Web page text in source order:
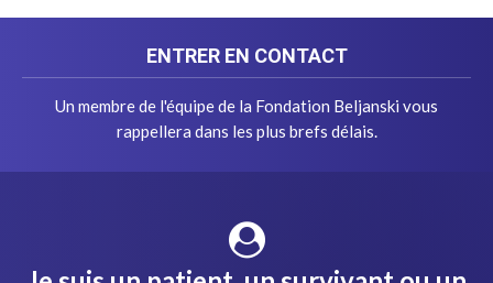
ENTRER EN CONTACT
Un membre de l'équipe de la Fondation Beljanski vous
rappellera dans les plus brefs délais.